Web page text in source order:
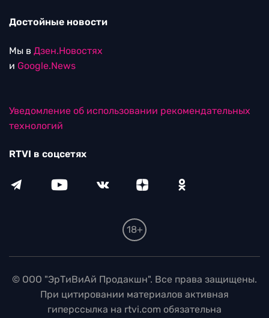
Достойные новости
Мы в Дзен.Новостях
и Google.News
Уведомление об использовании рекомендательных
технологий
RTVI в соцсетях
18+
© ООО "ЭрТиВиАй Продакшн". Все права защищены.
При цитировании материалов активная
гиперссылка на rtvi.com обязательна